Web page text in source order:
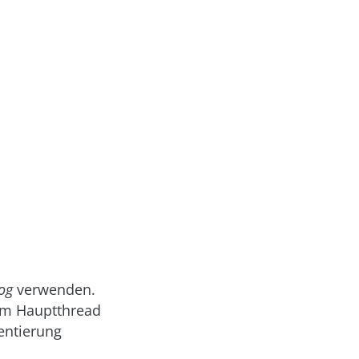
verwenden.
Hauptthread